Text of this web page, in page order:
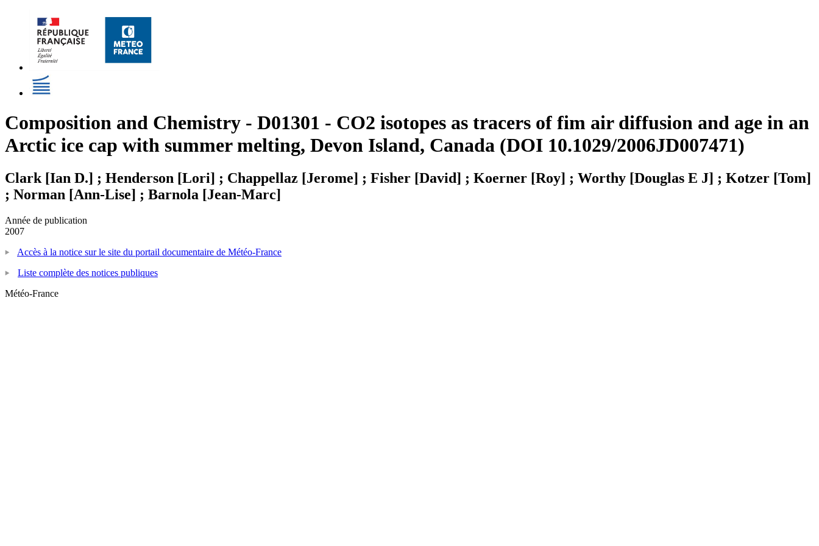
Composition and Chemistry - D01301 - CO2 isotopes as tracers of fim air diffusion and age in an
Arctic ice cap with summer melting, Devon Island, Canada (DOI 10.1029/2006JD007471)
Clark [Ian D.] ; Henderson [Lori] ; Chappellaz [Jerome] ; Fisher [David] ; Koerner [Roy] ; Worthy [Douglas E J] ; Kotzer [Tom]
; Norman [Ann-Lise] ; Barnola [Jean-Marc]
Année de publication
2007
Accès à la notice sur le site du portail documentaire de Météo-France
Liste complète des notices publiques
Météo-France